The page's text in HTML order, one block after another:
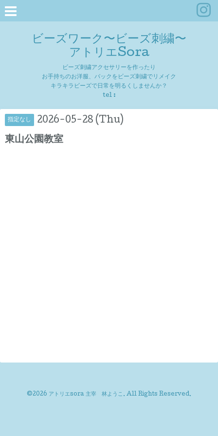
ビーズワーク〜ビーズ刺繍〜
アトリエSora
ビーズ刺繍アクセサリーを作ったり
お手持ちのお洋服、バックをビーズ刺繍でリメイク
キラキラビーズで日常を明るくしませんか？
tel :
指定なし 2026-05-28 (Thu)
東山公園教室
©2026 アトリエsora 主宰 林ようこ . All Rights Reserved.